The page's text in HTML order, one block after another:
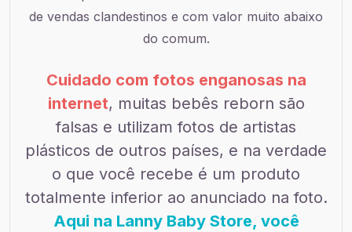
de vendas clandestinos e com valor muito abaixo
do comum.
Cuidado com fotos enganosas na
internet, muitas bebês reborn são
falsas e utilizam fotos de artistas
plásticos de outros países, e na verdade
o que você recebe é um produto
totalmente inferior ao anunciado na foto.
Aqui na Lanny Baby Store, você